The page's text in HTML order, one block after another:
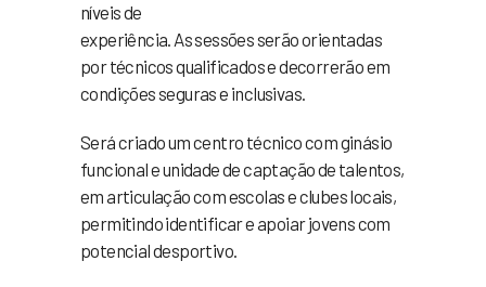
níveis de
experiência. As sessões serão orientadas
por técnicos qualificados e decorrerão em
condições seguras e inclusivas.
Será criado um centro técnico com ginásio
funcional e unidade de captação de talentos,
em articulação com escolas e clubes locais,
permitindo identificar e apoiar jovens com
potencial desportivo.